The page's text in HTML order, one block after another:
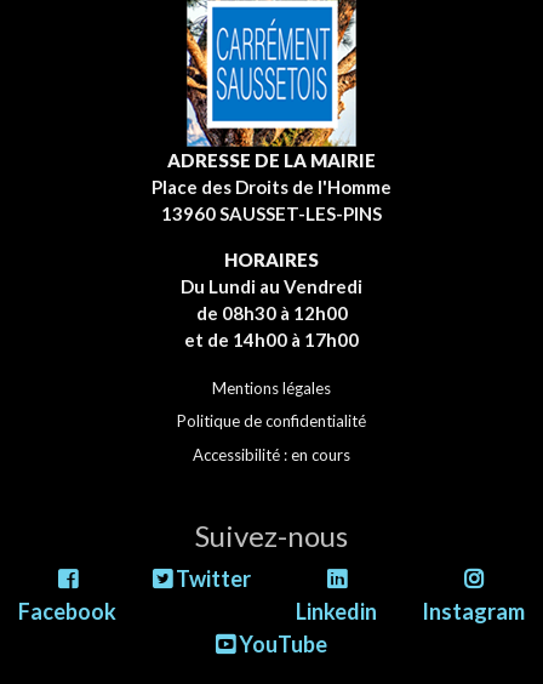
ADRESSE DE LA MAIRIE
Place des Droits de l'Homme
13960 SAUSSET-LES-PINS
HORAIRES
Du Lundi au Vendredi
de 08h30 à 12h00
et de 14h00 à 17h00
Mentions légales
Politique de confidentialité
Accessibilité : en cours
Suivez-nous
Facebook
Twitter
Linkedin
Instagram
YouTube